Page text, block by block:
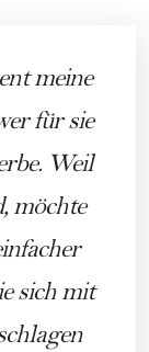
meine
für sie
Weil
möchte
sich mit